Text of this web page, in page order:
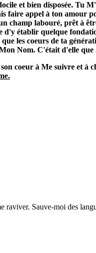
et bien disposée. Tu
appel à ton amour
labouré, prêt à
d'y établir quelque
les coeurs de ta
Nom. C'était d'elle
coeur à Me suivre et
raviver. Sauve-moi des